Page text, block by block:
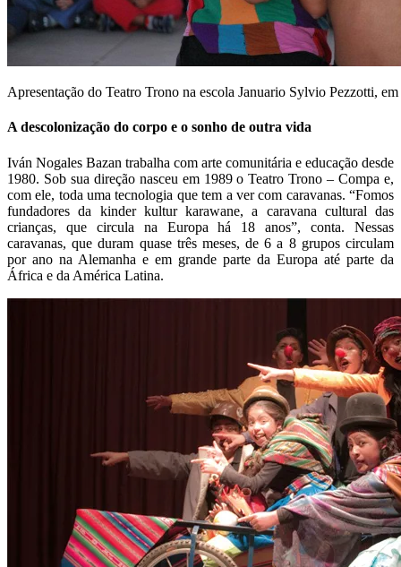
Apresentação do Teatro Trono na escola Januario Sylvio Pezzotti,
A descolonização do corpo e o sonho de outra vida
Iván Nogales Bazan trabalha com arte comunitária e educação desde
1980. Sob sua direção nasceu em 1989 o Teatro Trono – Compa e,
com ele, toda uma tecnologia que tem a ver com caravanas. “Fomos
fundadores da kinder kultur karawane, a caravana cultural das
crianças, que circula na Europa há 18 anos”, conta. Nessas
caravanas, que duram quase três meses, de 6 a 8 grupos circulam
por ano na Alemanha e em grande parte da Europa até parte da
África e da América Latina.